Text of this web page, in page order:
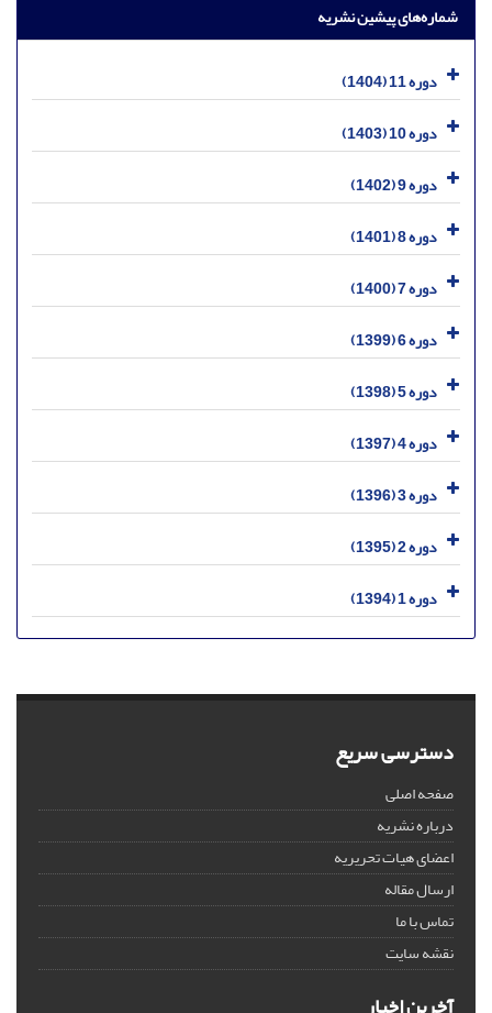
شماره‌های پیشین نشریه
دوره 11 (1404)
دوره 10 (1403)
دوره 9 (1402)
دوره 8 (1401)
دوره 7 (1400)
دوره 6 (1399)
دوره 5 (1398)
دوره 4 (1397)
دوره 3 (1396)
دوره 2 (1395)
دوره 1 (1394)
دسترسی سریع
صفحه اصلی
درباره نشریه
اعضای هیات تحریریه
ارسال مقاله
تماس با ما
نقشه سایت